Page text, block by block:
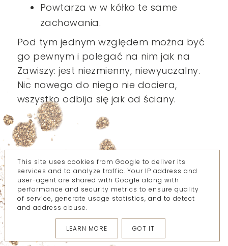
Powtarza w w kółko te same
zachowania.
Pod tym jednym względem można być
go pewnym i polegać na nim jak na
Zawiszy: jest niezmienny, niewyuczalny.
Nic nowego do niego nie dociera,
wszystko odbija się jak od ściany.
Jest toksyczny.
Znaczy się szkodliwy.
This site uses cookies from Google to deliver its
services and to analyze traffic. Your IP address and
user-agent are shared with Google along with
performance and security metrics to ensure quality
of service, generate usage statistics, and to detect
and address abuse.
LEARN MORE GOT IT